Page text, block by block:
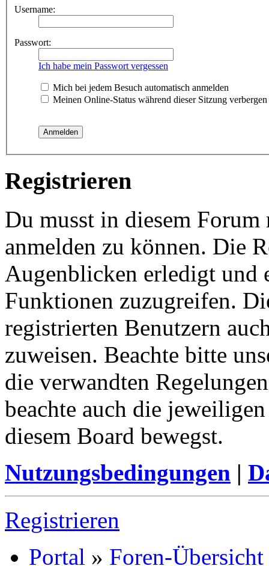
Username:
Passwort:
Ich habe mein Passwort vergessen
Mich bei jedem Besuch automatisch anmelden
Meinen Online-Status während dieser Sitzung verbergen
Registrieren
Du musst in diesem
anmelden zu können. Die
Augenblicken erledigt und
Funktionen zuzugreifen.
registrierten Benutzern
zuweisen. Beachte bitte
die verwandten
beachte auch die
diesem Board bewegst.
Nutzungsbedingungen |
Registrieren
Portal » Foren-Übersicht